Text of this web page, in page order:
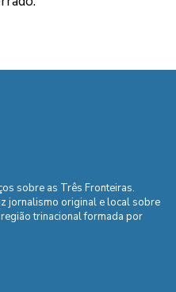
sobre as Três Fronteiras.
jornalismo original e local sobre
trinacional formada por